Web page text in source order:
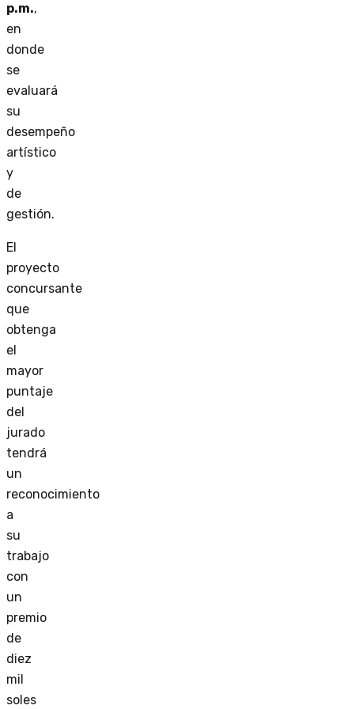
p.m.,
en
donde
se
evaluará
su
desempeño
artístico
y
de
gestión.
El
proyecto
concursante
que
obtenga
el
mayor
puntaje
del
jurado
tendrá
un
reconocimiento
a
su
trabajo
con
un
premio
de
diez
mil
soles